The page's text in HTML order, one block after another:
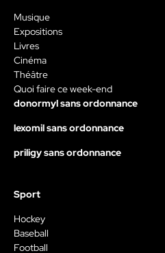
Musique
Expositions
Livres
Cinéma
Théâtre
Quoi faire ce week-end
donormyl sans ordonnance
lexomil sans ordonnance
priligy sans ordonnance
Sport
Hockey
Baseball
Football